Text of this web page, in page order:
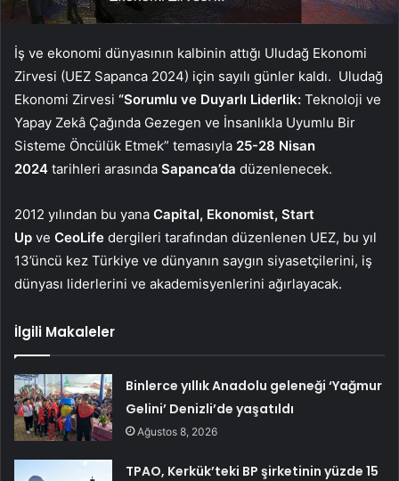
İş ve ekonomi dünyasının kalbinin attığı Uludağ Ekonomi
Zirvesi (UEZ Sapanca 2024) için sayılı günler kaldı. Uludağ
Ekonomi Zirvesi “Sorumlu ve Duyarlı Liderlik: Teknoloji ve
Yapay Zekâ Çağında Gezegen ve İnsanlıkla Uyumlu Bir
Sisteme Öncülük Etmek” temasıyla 25-28 Nisan
2024 tarihleri arasında Sapanca’da düzenlenecek.
2012 yılından bu yana Capital, Ekonomist, Start
Up ve CeoLife dergileri tarafından düzenlenen UEZ, bu yıl
13’üncü kez Türkiye ve dünyanın saygın siyasetçilerini, iş
dünyası liderlerini ve akademisyenlerini ağırlayacak.
İlgili Makaleler
Binlerce yıllık Anadolu geleneği ‘Yağmur
Gelini’ Denizli’de yaşatıldı
Ağustos 8, 2026
TPAO, Kerkük’teki BP şirketinin yüzde 15